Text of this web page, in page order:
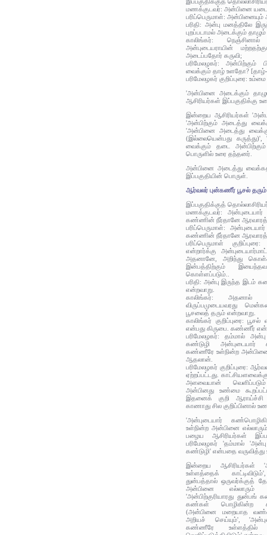
மணக்குடவர்: அன்பினை
பரிப்பெருமாள்:
பரிதி: அன்பு மனத்திலே
புறப்படாமல் அடைக்கும்
காலிங்கர்: நெஞ்சினால்
அன்புடையராயின்
அடைப்பதோர் கருவி;
பரிமேலழகர்: அன்பிற்கும்
வைக்கும் தாழ் உளதோ?
பரிமேலழகர் குறிப்புரை:
'அன்பினை அடைக்கும்
ஆசிரியர்கள் இப்பகுதிக்கு
இன்றைய ஆசிரியர்கள்
'அன்பிற்கும் அடைத்து
'அன்பினை அடைத்து
(இல்லையென்பது கருத்து)',
வைக்கும் தடை
பொருளில் உரை தந்தனர்.
அன்பினை அடைத்து
இப்பகுதியின் பொருள்.
ஆர்வலர் புன்கணீர் பூசல்
இப்பகுதிக்குத்
மணக்குடவர்: அன்புடையார்
கண்ணின் நீர்தானே
பரிப்பெருமாள்:
கண்ணின் நீர்தானே
பரிப்பெருமாள்
என்றார்க்கு
அதனானே, அறிந்து
இன்பத்திற்கும்
கொள்ளப்படும்..
பரிதி: அன்பு இருந்த இடம்
என்றவாறு.
காலிங்கர்: அதனால்
விருப்பமுடையவரது
பூசலைத் தரும் என்றவாறு.
காலிங்கர் குறிப்புரை:
என்பது கிருபை. கண்ணீர்
பரிமேலழகர்: தம்மால்
கண்டுழி அன்புடையார்
கண்ணீரே உள்நின்ற அன்பினை
ஆதலான்.
பரிமேலழகர் குறிப்புரை:
ஏற்றப்பட்டது.
அளவையான்
அன்பினது உண்மை
இதனைக் குறி
காணாது சில குறிப்பினால்
'அன்புடையார்
உள்நின்ற அன்பினை
பழைய ஆசிரியர்கள்
பரிமேலழகர் 'தம்மால்
கண்டுழி' என்பதை வருவித்து
இன்றைய ஆசிரியர்கள்
உள்ளத்தைக்
துன்பத்தால் ஒருவர்க்குத்
அன்பினை எல்லாரும்
'அன்பிற்குரியாரது
கண்கள் பொழிகின்ற
(அன்பினை மறையாத
அறியச் செய்யும்',
கண்ணீரே